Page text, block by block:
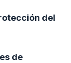
del
de